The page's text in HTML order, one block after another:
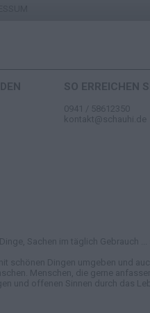
SO ERREICHEN
0941 / 58612350
kontakt@schauhi.de
Sachen im täglich
schönen Dingen umgeben und
Menschen, die gerne
und offenen Sinnen durch das